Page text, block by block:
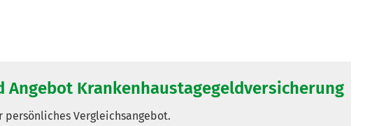
Angebot Krankenhaustagegeldversicherung
persönliches Vergleichsangebot.